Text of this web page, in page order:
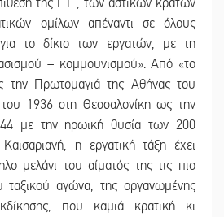
ομίλων απέναντι σε όλους
το δίκιο των εργατών, με τη
– κομμουνισμού». Από «το
την Πρωτομαγιά της Αθήνας του
1936 στη Θεσσαλονίκη ως την
με την ηρωική θυσία των 200
η εργατική τάξη έχει
μελάνι του αίματός της τις πιο
ταξικού αγώνα, της οργανωμένης
που καμιά κρατική κι